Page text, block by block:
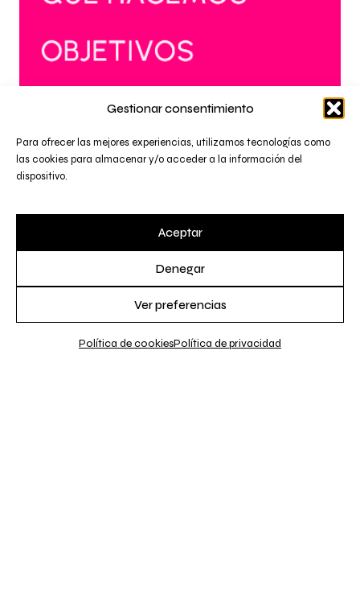
Gestionar consentimiento
Para ofrecer las mejores experiencias, utilizamos tecnologías como
las cookies para almacenar y/o acceder a la información del
dispositivo.
Aceptar
Denegar
Ver preferencias
Política de cookiesPolítica de privacidad